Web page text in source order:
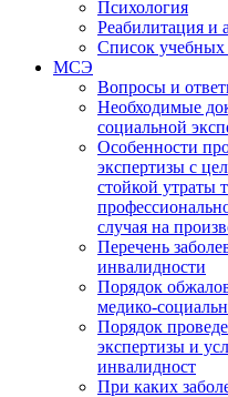
Психология
Реабилитация и
Список учебных
МСЭ
Вопросы и
Необходимые
социальной
Особенности
экспертизы с
стойкой утраты
случая на
Перечень
инвалидности
Порядок
медико-
Порядок
экспертизы и
инвалидност
При каких